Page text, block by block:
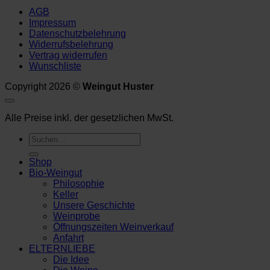
AGB
Impressum
Datenschutzbelehrung
Widerrufsbelehrung
Vertrag widerrufen
Wunschliste
Copyright 2026 © Weingut Huster
Alle Preise inkl. der gesetzlichen MwSt.
Suchen
nach:
Shop
Bio-Weingut
Philosophie
Keller
Unsere Geschichte
Weinprobe
Öffnungszeiten Weinverkauf
Anfahrt
ELTERNLIEBE
Die Idee